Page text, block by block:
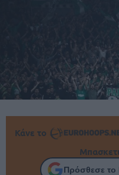
Κάνε το
Πρόσθεσε